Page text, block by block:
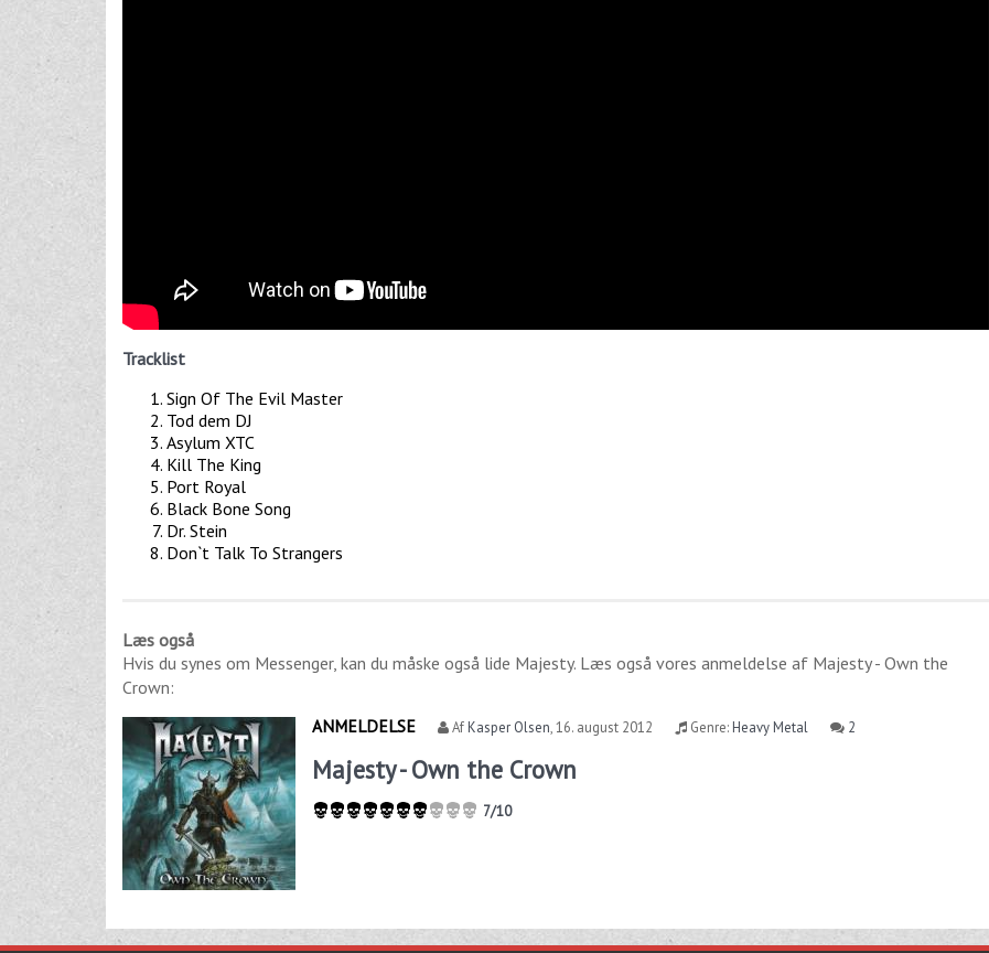
Tracklist
Sign Of The Evil Master
Tod dem DJ
Asylum XTC
Kill The King
Port Royal
Black Bone Song
Dr. Stein
Don`t Talk To Strangers
Læs også
Hvis du synes om Messenger, kan du måske også lide Majesty. Læs også vores anmeldelse af Majesty - Own the
Crown:
ANMELDELSE
AfKasper Olsen,16. august 2012 Genre:Heavy Metal 2
Majesty - Own the Crown
7/10